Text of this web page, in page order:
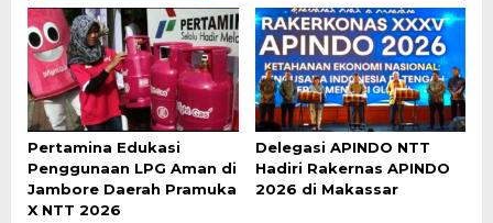
Pertamina Edukasi
Penggunaan LPG Aman di
Jambore Daerah Pramuka
X NTT 2026
Delegasi APINDO NTT
Hadiri Rakernas APINDO
2026 di Makassar